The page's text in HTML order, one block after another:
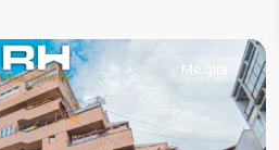
Me qira